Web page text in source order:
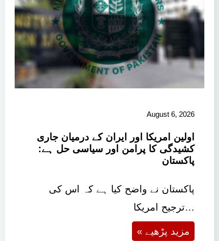
August 6, 2026
اولین امریکا اور ایران کے درمیان جاری
کشیدگی کا پرامن اور سیاسی حل ہے:
پاکستان
پاکستان نے واضح کیا ہے کہ اس کی
ترجیح امریکا…
« مزید پڑھیے